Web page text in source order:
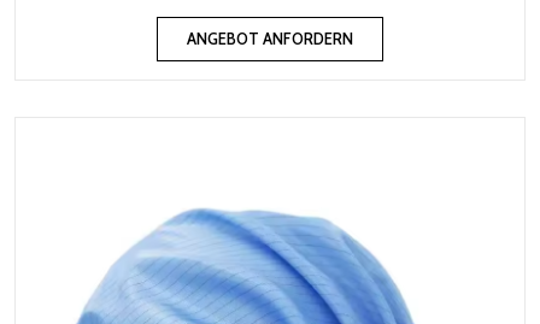
ANGEBOT ANFORDERN